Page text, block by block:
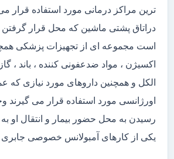
ترین مراکز درمانی مورد استفاده قرار
دراتاق پشتی ماشین که محل قرار گرفتن
است مجموعه ای از تجهیزات پزشکی
اکسیژن ، مواد ضدعفونی کننده ، باند ،
الکل و همچنین داروهای مورد نیازی که
اورژانسی مورد استفاده قرار می گیرند
رسیدن به محل حضور بیمار و انتقال او به
یکی از کارهای آمبولانس خصوصی